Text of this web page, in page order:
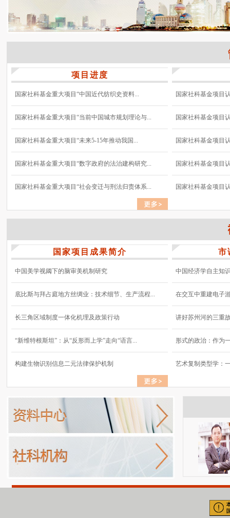
项目进度
国家社科基金重大项目“中国近代纺织史资料...
国家社科基金重大项目“当前中国城市规划理论与...
国家社科基金重大项目“未来5-15年推动我国...
国家社科基金重大项目“数字政府的法治建构研究...
国家社科基金重大项目“社会变迁与刑法归责体系...
国家社科基金项目
国家社科基金项目
国家社科基金项目
国家社科基金项目
国家社科基金项目
国家项目成果简介
中国美学视阈下的脑审美机制研究
底比斯与拜占庭地方丝绸业：技术细节、生产流程...
长三角区域制度一体化机理及政策行动
“新维特根斯坦”：从“反形而上学”走向“语言...
构建生物识别信息二元法律保护机制
市
中国经济学自主知
在交互中重建电子
讲好苏州河的三重
形式的政治：作为
艺术复制类型学：